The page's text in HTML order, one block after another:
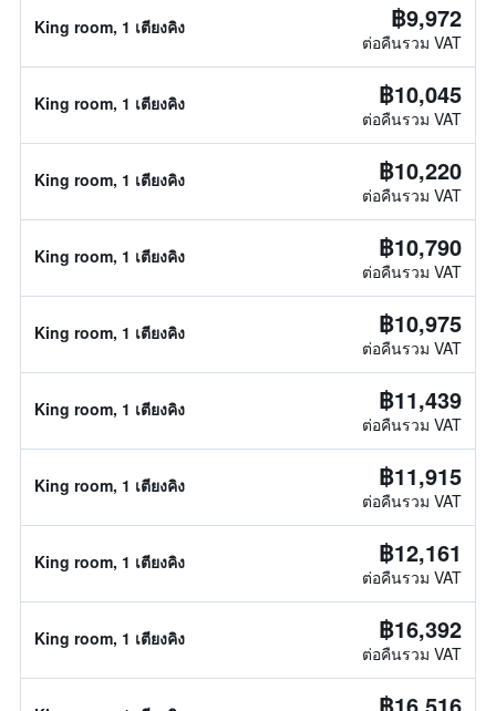
King room, 1 เตียงคิง ฿9,972
ต่อคืนรวม VAT
King room, 1 เตียงคิง ฿10,045
ต่อคืนรวม VAT
King room, 1 เตียงคิง ฿10,220
ต่อคืนรวม VAT
King room, 1 เตียงคิง ฿10,790
ต่อคืนรวม VAT
King room, 1 เตียงคิง ฿10,975
ต่อคืนรวม VAT
King room, 1 เตียงคิง ฿11,439
ต่อคืนรวม VAT
King room, 1 เตียงคิง ฿11,915
ต่อคืนรวม VAT
King room, 1 เตียงคิง ฿12,161
ต่อคืนรวม VAT
King room, 1 เตียงคิง ฿16,392
ต่อคืนรวม VAT